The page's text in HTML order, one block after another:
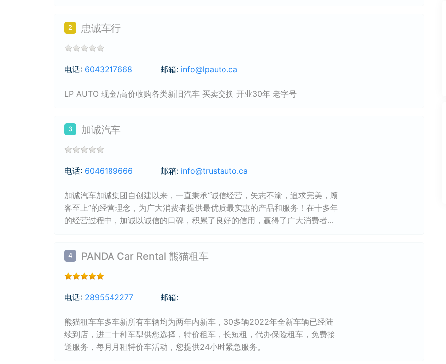
2 忠诚车行
电话: 6043217668 邮箱: info@lpauto.ca
LP AUTO 现金/高价收购各类新旧汽车 买卖交换 开业30年 老字号
3 加诚汽车
电话: 6046189666 邮箱: info@trustauto.ca
加诚汽车加诚集团自创建以来，一直秉承“诚信经营，矢志不渝，追求完美，顾
客至上”的经营理念，为广大消费者提供最优质最实惠的产品和服务！在十多年
的经营过程中，加诚以诚信的口碑，积累了良好的信用，赢得了广大消费者的
惠，只要您想到，加诚竭力帮您办到！买二手车选择更多，优质价廉 (经济实惠
到豪华舒适车型，应有尽有)! 买新车来加诚，价格更优! 所有车辆提供官方汽车
检测与认证报告，汽车历史报告及事故记录报告，透明放心! 专业快速办理：国
际留学生购车贷款及租赁业务，最优的利率，灵活的付款方式! 提供免批，特
修理! 电脑配色，精工喷漆! 接受保险理赔（ICBC Claim）及碰撞修理! 更换挡
风玻璃，专业维修轮毂! 陪同办理保险理赔申报及索赔!
4 PANDA Car Rental 熊猫租车
电话: 2895542277 邮箱:
熊猫租车车多车新所有车辆均为两年内新车，30多辆2022年全新车辆已经陆
续到店，进二十种车型供您选择，特价租车，长短租，代办保险租车，免费接
送服务，每月月租特价车活动，您提供24小时紧急服务。